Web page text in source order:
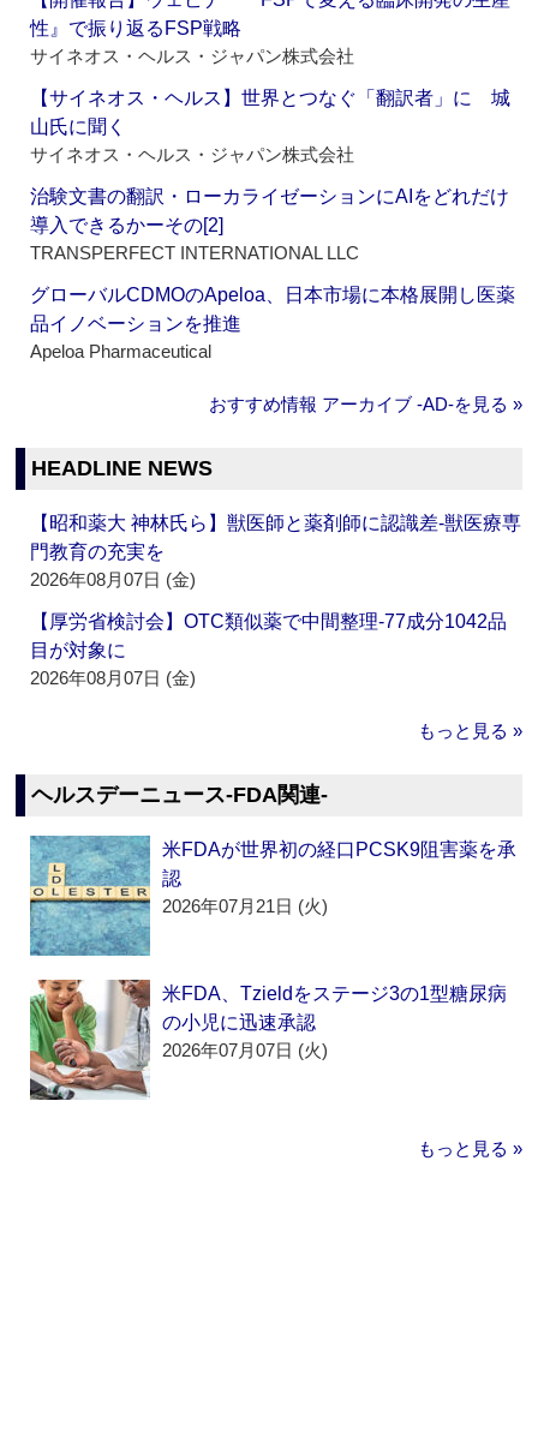
性』で振り返るFSP戦略
サイネオス・ヘルス・ジャパン株式会社
【サイネオス・ヘルス】世界とつなぐ「翻訳者」に 城
山氏に聞く
サイネオス・ヘルス・ジャパン株式会社
治験文書の翻訳・ローカライゼーションにAIをどれだけ
導入できるかーその[2]
TRANSPERFECT INTERNATIONAL LLC
グローバルCDMOのApeloa、日本市場に本格展開し医薬
品イノベーションを推進
Apeloa Pharmaceutical
おすすめ情報 アーカイブ ‐AD‐を見る »
HEADLINE NEWS
【昭和薬大 神林氏ら】獣医師と薬剤師に認識差‐獣医療専
門教育の充実を
2026年08月07日 (金)
【厚労省検討会】OTC類似薬で中間整理‐77成分1042品
目が対象に
2026年08月07日 (金)
もっと見る »
ヘルスデーニュース‐FDA関連‐
米FDAが世界初の経口PCSK9阻害薬を承
認
2026年07月21日 (火)
米FDA、Tzieldをステージ3の1型糖尿病
の小児に迅速承認
2026年07月07日 (火)
もっと見る »